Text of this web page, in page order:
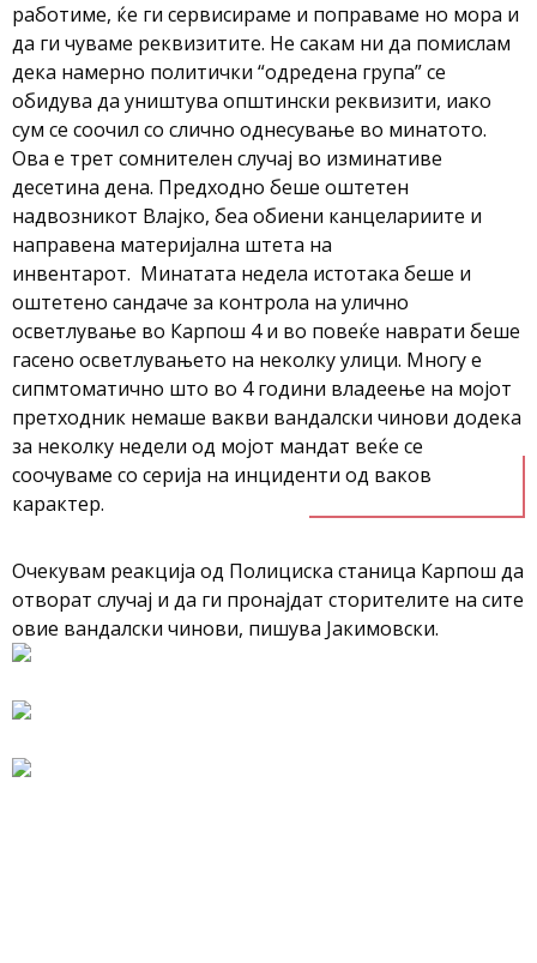
работиме, ќе ги сервисираме и поправаме но мора и
да ги чуваме реквизитите. Не сакам ни да помислам
дека намерно политички “одредена група” се
обидува да уништува општински реквизити, иако
сум се соочил со слично однесување во минатото.
Ова е трет сомнителен случај во изминативе
десетина дена. Предходно беше оштетен
надвозникот Влајко, беа обиени канцелариите и
направена материјална штета на
инвентарот. Минатата недела истотака беше и
оштетено сандаче за контрола на улично
осветлување во Карпош 4 и во повеќе наврати беше
гасено осветлувањето на неколку улици. Многу е
сипмтоматично што во 4 години владеење на мојот
претходник немаше вакви вандалски чинови додека
за неколку недели од мојот мандат веќе се
соочуваме со серија на инциденти од ваков
карактер.
Очекувам реакција од Полициска станица Карпош да
отворат случај и да ги пронајдат сторителите на сите
овие вандалски чинови, пишува Јакимовски.